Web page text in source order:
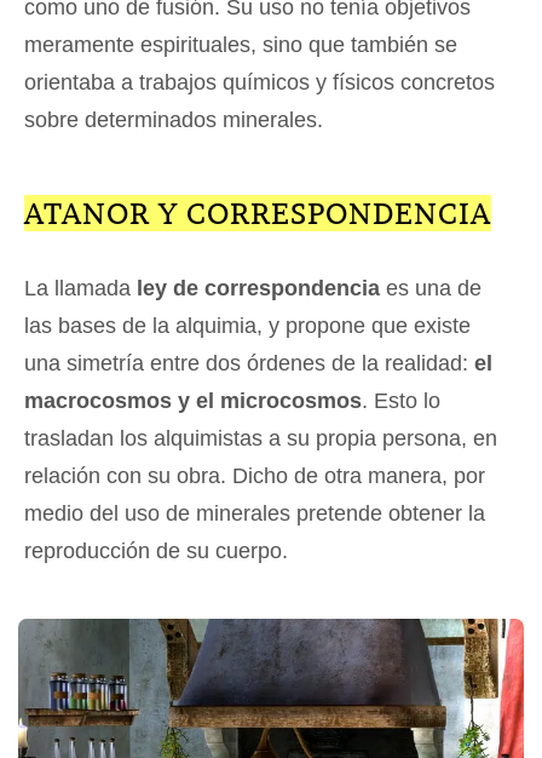
como uno de fusión. Su uso no tenía objetivos
meramente espirituales, sino que también se
orientaba a trabajos químicos y físicos concretos
sobre determinados minerales.
ATANOR Y CORRESPONDENCIA
La llamada ley de correspondencia es una de
las bases de la alquimia, y propone que existe
una simetría entre dos órdenes de la realidad: el
macrocosmos y el microcosmos. Esto lo
trasladan los alquimistas a su propia persona, en
relación con su obra. Dicho de otra manera, por
medio del uso de minerales pretende obtener la
reproducción de su cuerpo.